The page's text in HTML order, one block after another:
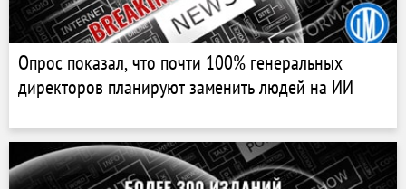
Опрос показал, что почти 100% генеральных
директоров планируют заменить людей на ИИ